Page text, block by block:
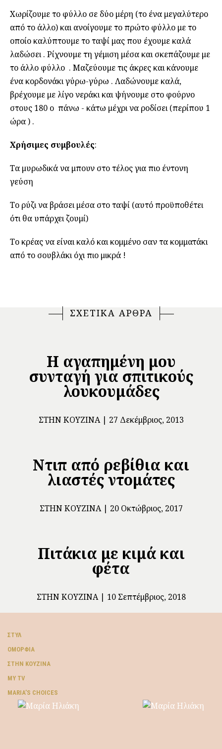
Χωρίζουμε το φύλλο σε δύο μέρη (το ένα μεγαλύτερο
από το άλλο) και ανοίγουμε το πρώτο φύλλο με το
οποίο καλύπτουμε το ταψί μας που έχουμε καλά
λαδώσει . Ρίχνουμε τη γέμιση μέσα και σκεπάζουμε με
το άλλο φύλλο . Μαζεύουμε τις άκρες και κάνουμε
ένα κορδονάκι γύρω-γύρω . Λαδώνουμε καλά,
βρέχουμε με λίγο νεράκι και ψήνουμε στο φούρνο
στους 180 ο πάνω - κάτω μέχρι να ροδίσει (περίπου 1
ώρα ) .
Χρήσιμες συμβουλές:
Τα μυρωδικά να μπουν στο τέλος για πιο έντονη
γεύση
Το ρύζι να βράσει μέσα στο ταψί (αυτό προϋποθέτει
ότι θα υπάρχει ζουμί)
Το κρέας να είναι καλό και κομμένο σαν τα κομματάκι
από το σουβλάκι όχι πιο μικρά !
ΣΧΕΤΙΚΑ ΑΡΘΡΑ
Η αγαπημένη μου
συνταγή για σπιτικούς
λουκουμάδες
ΣΤΗΝ ΚΟΥΖΊΝΑ 27 Δεκέμβριος, 2013
Ντιπ από ρεβίθια και
λιαστές ντομάτες
ΣΤΗΝ ΚΟΥΖΊΝΑ 20 Οκτώβριος, 2017
Πιτάκια με κιμά και
φέτα
ΣΤΗΝ ΚΟΥΖΊΝΑ 10 Σεπτέμβριος, 2018
ΣΤΥΛ
ΟΜΟΡΦΙΆ
ΣΤΗΝ ΚΟΥΖΊΝΑ
MY TV
ΜARIA’S CHOICES